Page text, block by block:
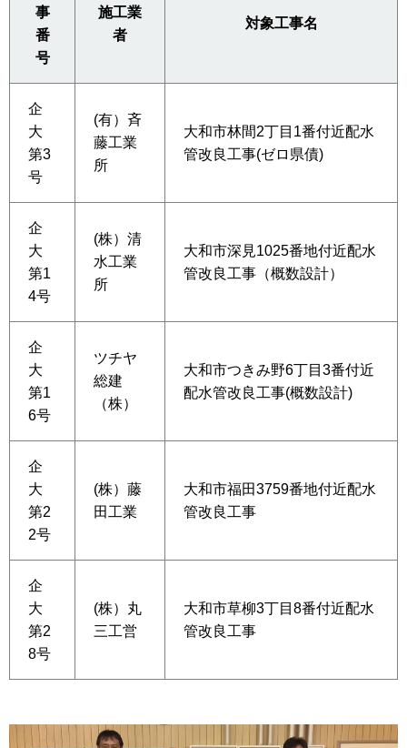
事
番
号
施工業
者
対象工事名
企
大
第3
号
(有）斉
藤工業
所
大和市林間2丁目1番付近配水
管改良工事(ゼロ県債)
企
大
第1
4号
(株）清
水工業
所
大和市深見1025番地付近配水
管改良工事（概数設計）
企
大
第1
6号
ツチヤ
総建
（株）
大和市つきみ野6丁目3番付近
配水管改良工事(概数設計)
企
大
第2
2号
(株）藤
田工業
大和市福田3759番地付近配水
管改良工事
企
大
第2
8号
(株）丸
三工営
大和市草柳3丁目8番付近配水
管改良工事